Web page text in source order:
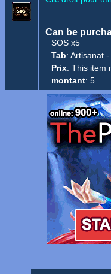
Can be
SOS x5
Tab: Artisanat-
Prix: This item
montant: 5